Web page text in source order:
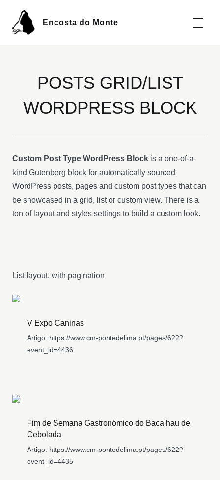
Encosta do Monte
POSTS GRID/LIST
WORDPRESS BLOCK
Custom Post Type WordPress Block is a one-of-a-
kind Gutenberg block for automatically sourced
WordPress posts, pages and custom post types that can
be showcased in a grid, list or custom view. There is a
ton of layout and styles settings to build a custom look.
List layout, with pagination
V Expo Caninas
Artigo: https://www.cm-pontedelima.pt/pages/622?
event_id=4436
Fim de Semana Gastronómico do Bacalhau de
Cebolada
Artigo: https://www.cm-pontedelima.pt/pages/622?
event_id=4435